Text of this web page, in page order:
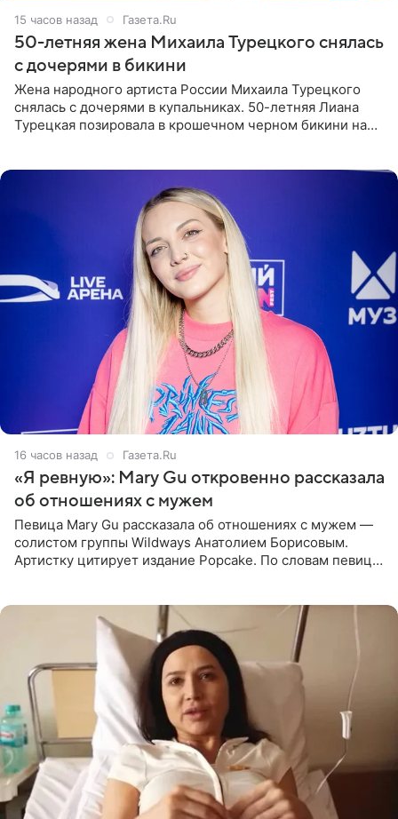
15 часов назад Газета.Ru
50-летняя жена Михаила Турецкого снялась
с дочерями в бикини
Жена народного артиста России Михаила Турецкого
снялась с дочерями в купальниках. 50-летняя Лиана
Турецкая позировала в крошечном черном бикини на
16 часов назад Газета.Ru
«Я ревную»: Mary Gu откровенно рассказала
об отношениях с мужем
Певица Mary Gu рассказала об отношениях с мужем —
солистом группы Wildways Анатолием Борисовым.
Артистку цитирует издание Popcake. По словам певицы,